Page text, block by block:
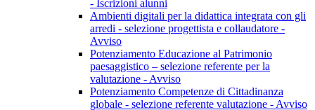
- Iscrizioni alunni
Ambienti digitali per la didattica integrata con gli
arredi - selezione progettista e collaudatore -
Avviso
Potenziamento Educazione al Patrimonio
paesaggistico – selezione referente per la
valutazione - Avviso
Potenziamento Competenze di Cittadinanza
globale - selezione referente valutazione - Avviso